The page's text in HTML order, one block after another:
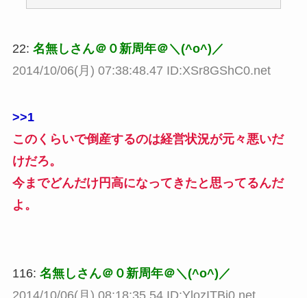
22: 名無しさん＠０新周年＠＼(^o^)／
2014/10/06(月) 07:38:48.47 ID:XSr8GShC0.net
>>1
このくらいで倒産するのは経営状況が元々悪いだ
けだろ。
今までどんだけ円高になってきたと思ってるんだ
よ。
116: 名無しさん＠０新周年＠＼(^o^)／
2014/10/06(月) 08:18:35.54 ID:YlozITBi0.net